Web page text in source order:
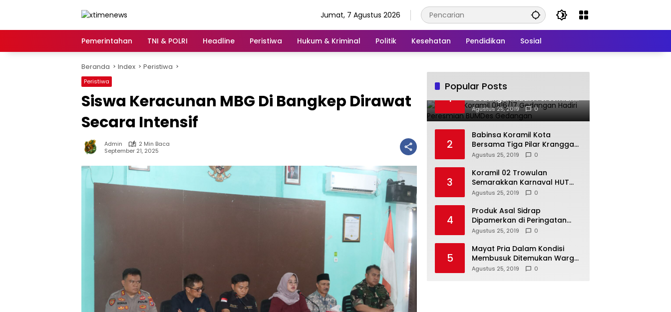
Jumat, 7 Agustus 2026
Pemerintahan TNI & POLRI Headline Peristiwa Hukum & Kriminal Politik Kesehatan Pendidikan Sosial
Beranda Index Peristiwa
Peristiwa
Siswa Keracunan MBG Di Bangkep Dirawat
Secara Intensif
Admin
2 Min Baca
September 21, 2025
Popular Posts
1
Babinsa Koramil 0816/17
Gedangan Hadiri Peresmian
BUMDes Gedangan
Agustus 25, 2019 0
2
Babinsa Koramil Kota
Bersama Tiga Pilar Kranggan
Gelar Rakor
Agustus 25, 2019 0
3
Koramil 02 Trowulan
Semarakkan Karnaval HUT
Ke-74 Kemerdekaan RI
Agustus 25, 2019 0
4
Produk Asal Sidrap
Dipamerkan di Peringatan
Hari Koperasi Tingkat Provinsi
Agustus 25, 2019 0
5
Mayat Pria Dalam Kondisi
Membusuk Ditemukan Warga
di Area Persawahan Sidoarjo
Agustus 25, 2019 0